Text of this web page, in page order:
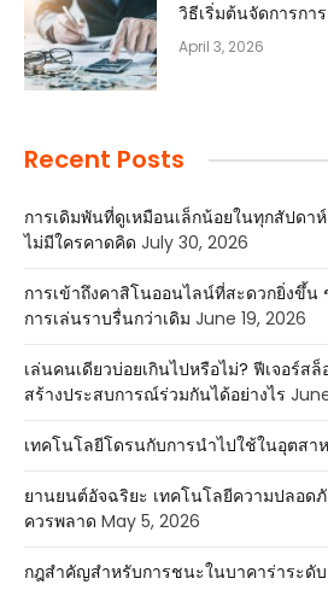
วิธีเริ่มต้นจัดการกา
April 3, 2026
Recent Posts
การเดิมพันที่ดูเหมือนเล็กน้อยในทุกสัปด
ไม่มีใครคาดคิด July 30, 2026
การเข้าถึงคาสิโนออนไลน์ที่สะดวกยิ่งขึ้น
การเล่นราบรื่นกว่าเดิม June 19, 2026
เล่นคนเดียวบ่อยเกินไปหรือไม่? ฟีเจอร์ส
สร้างประสบการณ์ร่วมกันได้อย่างไร
เทคโนโลยีโดรนกับการนำไปใช้ในอุตสา
ยานยนต์อัจฉริยะ เทคโนโลยีความปลอด
ควรพลาด May 5, 2026
กฎสำคัญสำหรับการชนะในบาคาร่าระดั